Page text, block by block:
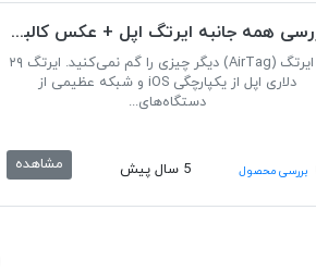
بررسی همه جانبه ایرتگ اپل + عکس کالبد شکافی
با ایرتگ (AirTag) دیگر چیزی را گم نمی‌کنید. ایرتگ ۲۹
دلاری اپل از یکپارچگی iOS و شبکه عظیمی از
دستگاه‌های...
بررسی محصول 5 سال پیش مشاهده